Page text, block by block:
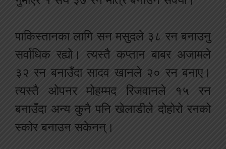
पाकिस्तानका लागि सन मसुदले ३८ रन बनाउनु
सर्वाधिक रह्यो। त्यस्तै कप्तान बाबर अजामले
३२ रन बनाउँदा सादव खानले २० रन बनाए।
त्यस्तै ओपनर मोहम्मद रिजवानले १५ रन
बनाउँदा अन्य कुनै पनि खेलाडीले दोहोरो रनको
स्कोर बनाउन सकेनन्।